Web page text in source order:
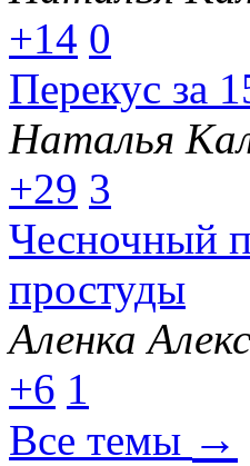
+14 0
Перекус за
Наталья
+29 3
Чесночный
простуды
Аленка
+6 1
Все темы →